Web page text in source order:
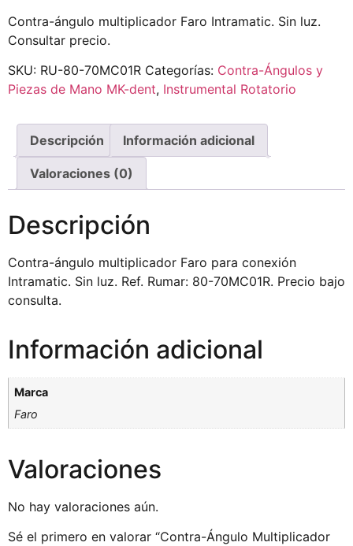
Contra-ángulo multiplicador Faro Intramatic. Sin luz.
Consultar precio.
SKU: RU-80-70MC01R Categorías: Contra-Ángulos y
Piezas de Mano MK-dent, Instrumental Rotatorio
Descripción Información adicional
Valoraciones (0)
Descripción
Contra-ángulo multiplicador Faro para conexión
Intramatic. Sin luz. Ref. Rumar: 80-70MC01R. Precio bajo
consulta.
Información adicional
Marca
Faro
Valoraciones
No hay valoraciones aún.
Sé el primero en valorar “Contra-Ángulo Multiplicador